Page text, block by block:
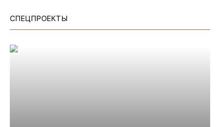
СПЕЦПРОЕКТЫ